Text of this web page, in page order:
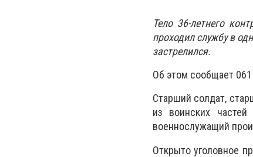
Тело 36-летнего
проходил службу в
застрелился.
Об этом сообщает
Старший солдат,
из воинских
военнослужащий
Открыто уголовное